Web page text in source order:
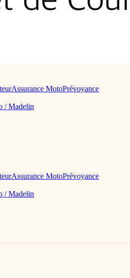
Assurance MotoPrévoyance
/ Madelin
Assurance MotoPrévoyance
/ Madelin